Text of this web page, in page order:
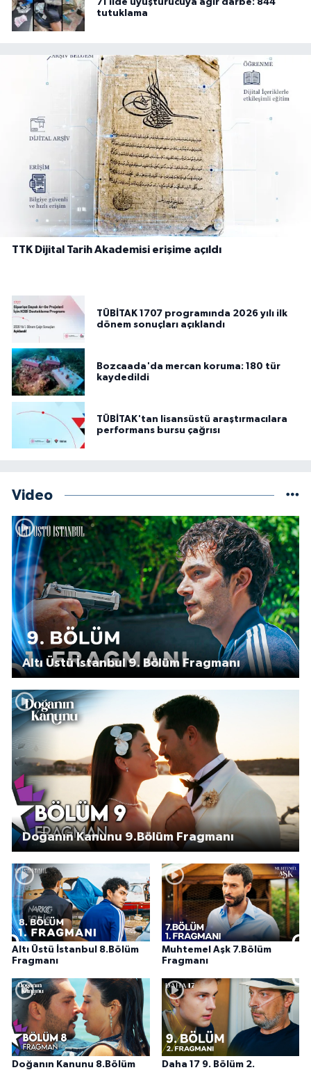
71 ilde uyuşturucuya ağır darbe: 844
tutuklama
TTK Dijital Tarih Akademisi erişime açıldı
TÜBİTAK 1707 programında 2026 yılı ilk
dönem sonuçları açıklandı
Bozcaada'da mercan koruma: 180 tür
kaydedildi
TÜBİTAK'tan lisansüstü araştırmacılara
performans bursu çağrısı
Video
Altı Üstü İstanbul 9. Bölüm Fragmanı
Doğanın Kanunu 9.Bölüm Fragmanı
Altı Üstü İstanbul 8.Bölüm
Fragmanı
Muhtemel Aşk 7.Bölüm
Fragmanı
Doğanın Kanunu 8.Bölüm
Daha 17 9. Bölüm 2.